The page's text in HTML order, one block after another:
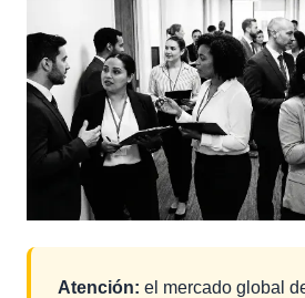
Atención: el mercado global